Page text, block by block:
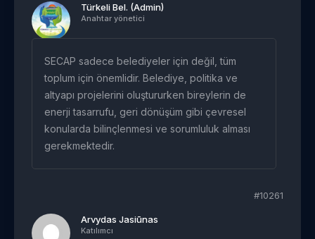
Türkeli Bel. (Admin)
Anahtar yönetici
SECAP sadece belediyeler için değil, tüm
toplum için önemlidir. Belediye, politika ve
altyapı projelerini oluştururken bireylerin de
enerji tasarrufu, geri dönüşüm gibi çevresel
konularda bilinçlenmesi ve sorumluluk alması
gerekmektedir.
#10261
Arvydas Jasiūnas
Katılımcı